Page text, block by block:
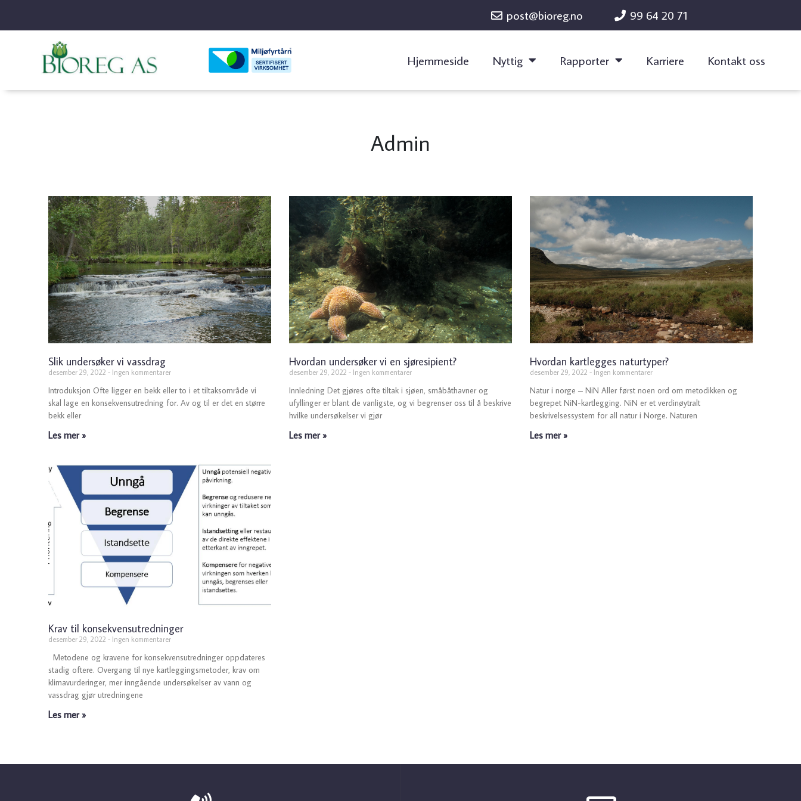
post@bioreg.no 99 64 20 71
Hjemmeside Nyttig Rapporter Karriere Kontakt oss
Admin
Slik undersøker vi vassdrag
desember 29, 2022 Ingen kommentarer
Introduksjon Ofte ligger en bekk eller to i et tiltaksområde vi
skal lage en konsekvensutredning for. Av og til er det en større
bekk eller
Les mer »
Hvordan undersøker vi en sjøresipient?
desember 29, 2022 Ingen kommentarer
Innledning Det gjøres ofte tiltak i sjøen, småbåthavner og
ufyllinger er blant de vanligste, og vi begrenser oss til å beskrive
hvilke undersøkelser vi gjør
Les mer »
Hvordan kartlegges naturtyper?
desember 29, 2022 Ingen kommentarer
Natur i norge – NiN Aller først noen ord om metodikken og
begrepet NiN-kartlegging. NiN er et verdinøytralt
beskrivelsessystem for all natur i Norge. Naturen
Les mer »
Krav til konsekvensutredninger
desember 29, 2022 Ingen kommentarer
Metodene og kravene for konsekvensutredninger oppdateres
stadig oftere. Overgang til nye kartleggingsmetoder, krav om
klimavurderinger, mer inngående undersøkelser av vann og
vassdrag gjør utredningene
Les mer »